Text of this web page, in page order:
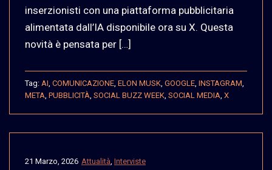
inserzionisti con una piattaforma pubblicitaria
alimentata dall’IA disponibile ora su X. Questa
novità è pensata per […]
Tag: AI COMUNICAZIONE ELON MUSK GOOGLE INSTAGRAM
META PUBBLICITÀ SOCIAL BUZZ WEEK SOCIAL MEDIA X
Attualità Interviste
21 Marzo, 2026